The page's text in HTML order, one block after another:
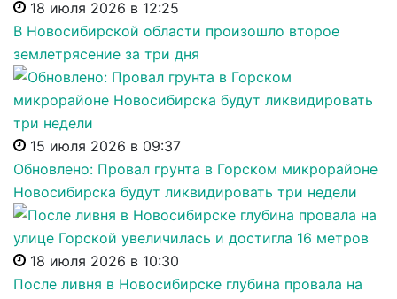
18 июля 2026 в 12:25
В Новосибирской области произошло второе
землетрясение за три дня
15 июля 2026 в 09:37
Обновлено: Провал грунта в Горском микрорайоне
Новосибирска будут ликвидировать три недели
18 июля 2026 в 10:30
После ливня в Новосибирске глубина провала на